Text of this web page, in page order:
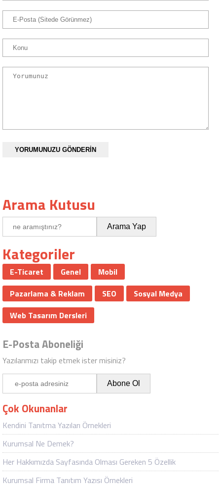
YORUMUNUZU GÖNDERİN
Arama Kutusu
Kategoriler
E-Ticaret Genel
Mobil
Pazarlama & Reklam
SEO
Sosyal Medya
Web Tasarım Dersleri
E-Posta Aboneliği
Yazılarımızı takip etmek ister misiniz?
Çok Okunanlar
Kendini Tanıtma Yazıları Örnekleri
Kurumsal Ne Demek?
Her Hakkımızda Sayfasında Olması Gereken 5 Özellik
Kurumsal Firma Tanıtım Yazısı Örnekleri